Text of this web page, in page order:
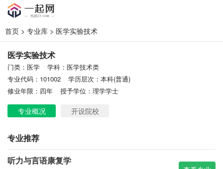
首页 > 专业库 > 医学实验技术
医学实验技术
门类：医学
学科：医学技术类
专业代码：101002
学历层次：本科(普通)
修业年限：四年
授予学位：理学学士
专业概况 开设院校
专业推荐
听力与言语康复学